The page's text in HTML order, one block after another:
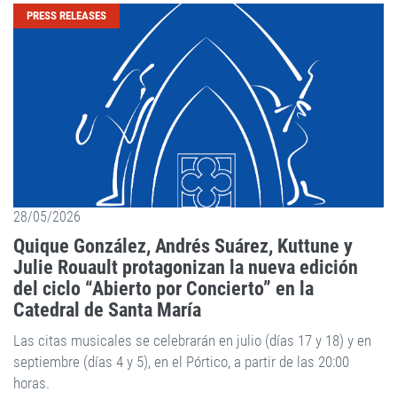
PRESS RELEASES
28/05/2026
Quique González, Andrés Suárez, Kuttune y
Julie Rouault protagonizan la nueva edición
del ciclo “Abierto por Concierto” en la
Catedral de Santa María
Las citas musicales se celebrarán en julio (días 17 y 18) y en
septiembre (días 4 y 5), en el Pórtico, a partir de las 20:00
horas.